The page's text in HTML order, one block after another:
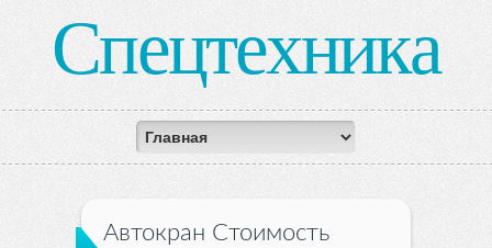
Спецтехника
Автокран Стоимость